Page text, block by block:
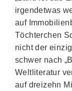
irgendetwas
auf
Töchterchen
nicht der
schwer nach
Weltliteratur
auf dreizehn